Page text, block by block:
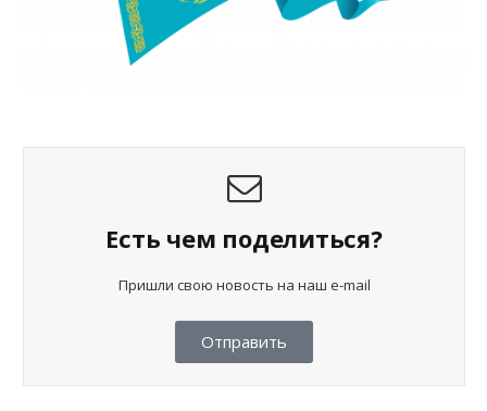
Есть чем поделиться?
Пришли свою новость на наш e-mail
Отправить